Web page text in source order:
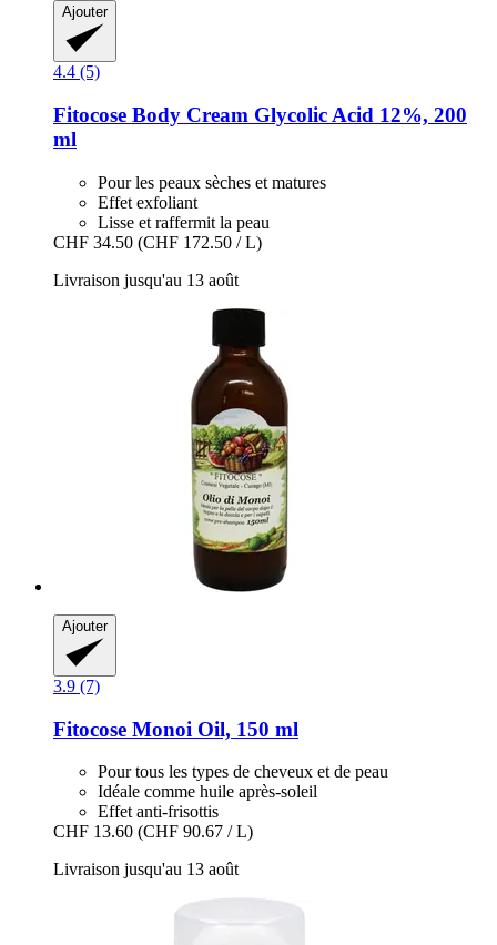
Ajouter
4.4 (5)
Fitocose Body Cream Glycolic Acid 12%, 200
ml
Pour les peaux sèches et matures
Effet exfoliant
Lisse et raffermit la peau
CHF 34.50 (CHF 172.50 / L)
Livraison jusqu'au 13 août
Ajouter
3.9 (7)
Fitocose Monoi Oil, 150 ml
Pour tous les types de cheveux et de peau
Idéale comme huile après-soleil
Effet anti-frisottis
CHF 13.60 (CHF 90.67 / L)
Livraison jusqu'au 13 août